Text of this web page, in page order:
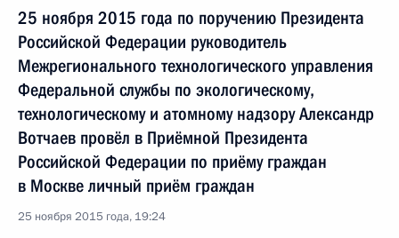
25 ноября 2015 года по поручению Президента
Российской Федерации руководитель
Межрегионального технологического управления
Федеральной службы по экологическому,
технологическому и атомному надзору Александр
Вотчаев провёл в Приёмной Президента
Российской Федерации по приёму граждан
в Москве личный приём граждан
25 ноября 2015 года, 19:24